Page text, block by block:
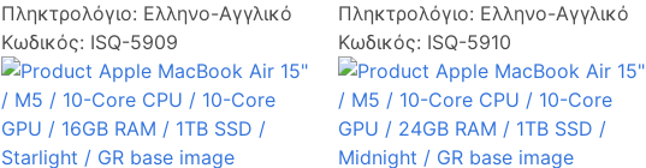
Πληκτρολόγιο: Ελληνο-Αγγλικό
Κωδικός: ISQ-5909
Πληκτρολόγιο: Ελληνο-Αγγλικό
Κωδικός: ISQ-5910